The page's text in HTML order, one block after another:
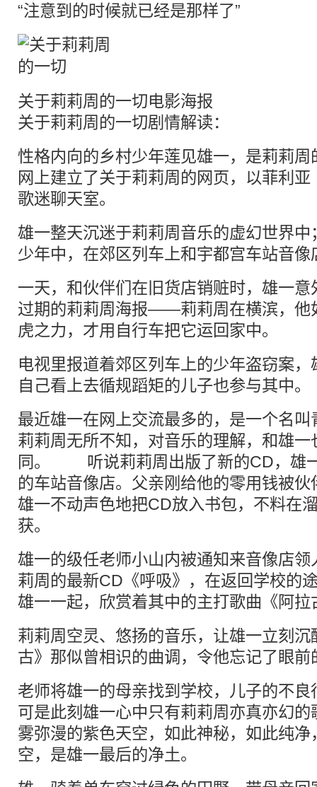
“注意到的时候就已经是那样了”
关于莉莉周的一切电影海报
关于莉莉周的一切剧情解读：
性格内向的乡村少年莲见雄一，是莉莉
网上建立了关于莉莉周的网页，以菲利
歌迷聊天室。
雄一整天沉迷于莉莉周音乐的虚幻世界
少年中，在郊区列车上和宇都宫车站音
一天，和伙伴们在旧货店销赃时，雄一
过期的莉莉周海报——莉莉周在横滨，他
虎之力，才用自行车把它运回家中。
电视里报道着郊区列车上的少年盗窃案
自己看上去循规蹈矩的儿子也参与其中。
最近雄一在网上交流最多的，是一个名
莉莉周无所不知，对音乐的理解，和雄
同。 听说莉莉周出版了新的CD，雄
的车站音像店。父亲刚给他的零用钱被
雄一不动声色地把CD放入书包，不料在
获。
雄一的级任老师小山内被通知来音像店
莉周的最新CD《呼吸》，在返回学校的
雄一一起，欣赏着其中的主打歌曲《阿拉
莉莉周空灵、悠扬的音乐，让雄一立刻
古》那似曾相识的曲调，令他忘记了眼前
老师将雄一的母亲找到学校，儿子的不
可是此刻雄一心中只有莉莉周亦真亦幻
雾弥漫的紫色天空，如此神秘，如此纯
空，是雄一最后的净土。